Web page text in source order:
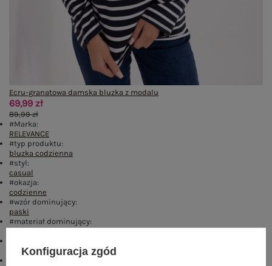
Ecru-granatowa damska bluzka z modalu
69,99 zł
89,99 zł
#Marka:
RELEVANCE
#typ produktu:
bluzka codzienna
#styl:
casual
#okazja:
codzienne
#wzór dominujący:
paski
#materiał dominujący:
standardowa
Konfiguracja zgód